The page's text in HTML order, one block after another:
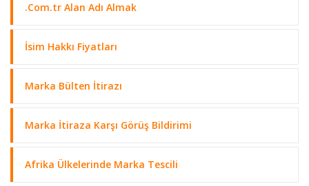
.Com.tr Alan Adı Almak
İsim Hakkı Fiyatları
Marka Bülten İtirazı
Marka İtiraza Karşı Görüş Bildirimi
Afrika Ülkelerinde Marka Tescili